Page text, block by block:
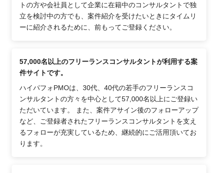
トの方や会社員として企業に在籍中のコンサルタントで独
立を検討中の方でも、案件紹介を受けたいときにタイムリ
ーに紹介されるために、前もってご登録ください。
57,000名以上のフリーランスコンサルタントが利用する案
件サイトです。
ハイパフォPMOは、30代、40代の若手のフリーランスコ
ンサルタントの方々を中心として57,000名以上にご登録い
ただいています。 また、案件アサイン後のフォローアップ
など、ご登録者されたフリーランスコンサルタントを支え
るフォローが充実しているため、継続的にご活用頂いてお
ります。